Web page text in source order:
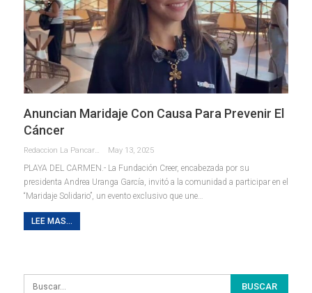
Anuncian Maridaje Con Causa Para Prevenir El
Cáncer
Redaccion La Pancarta De Quintana Roo May 13, 2025
PLAYA DEL CARMEN.- La Fundación Creer, encabezada por su
presidenta Andrea Uranga García, invitó a la comunidad a participar en el
“Maridaje Solidario”, un evento exclusivo que une…
LEE MAS...